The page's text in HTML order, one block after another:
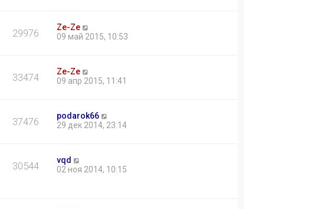
29976
Ze-Ze
09 май 2015, 10:53
33474
Ze-Ze
09 апр 2015, 11:41
37476
podarok66
29 дек 2014, 23:14
30544
vqd
02 ноя 2014, 10:15